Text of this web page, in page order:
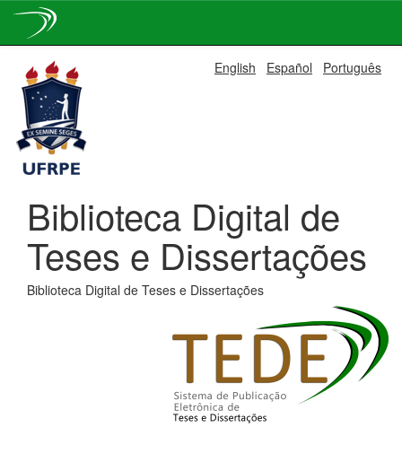
navigation
English Español Português
Biblioteca Digital de
Teses e Dissertações
Biblioteca Digital de Teses e Dissertações